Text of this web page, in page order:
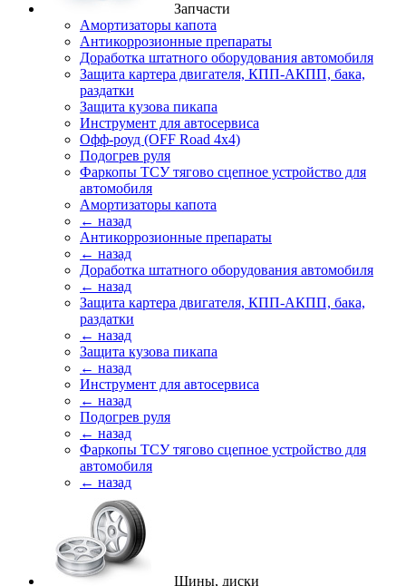
Запчасти
Амортизаторы капота
Антикоррозионные препараты
Доработка штатного оборудования автомобиля
Защита картера двигателя, КПП-АКПП, бака,
раздатки
Защита кузова пикапа
Инструмент для автосервиса
Офф-роуд (OFF Road 4x4)
Подогрев руля
Фаркопы ТСУ тягово сцепное устройство для
автомобиля
Амортизаторы капота
← назад
Антикоррозионные препараты
← назад
Доработка штатного оборудования автомобиля
← назад
Защита картера двигателя, КПП-АКПП, бака,
раздатки
← назад
Защита кузова пикапа
← назад
Инструмент для автосервиса
← назад
Подогрев руля
← назад
Фаркопы ТСУ тягово сцепное устройство для
автомобиля
← назад
Шины, диски